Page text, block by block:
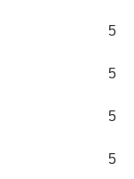
5
5
5
5